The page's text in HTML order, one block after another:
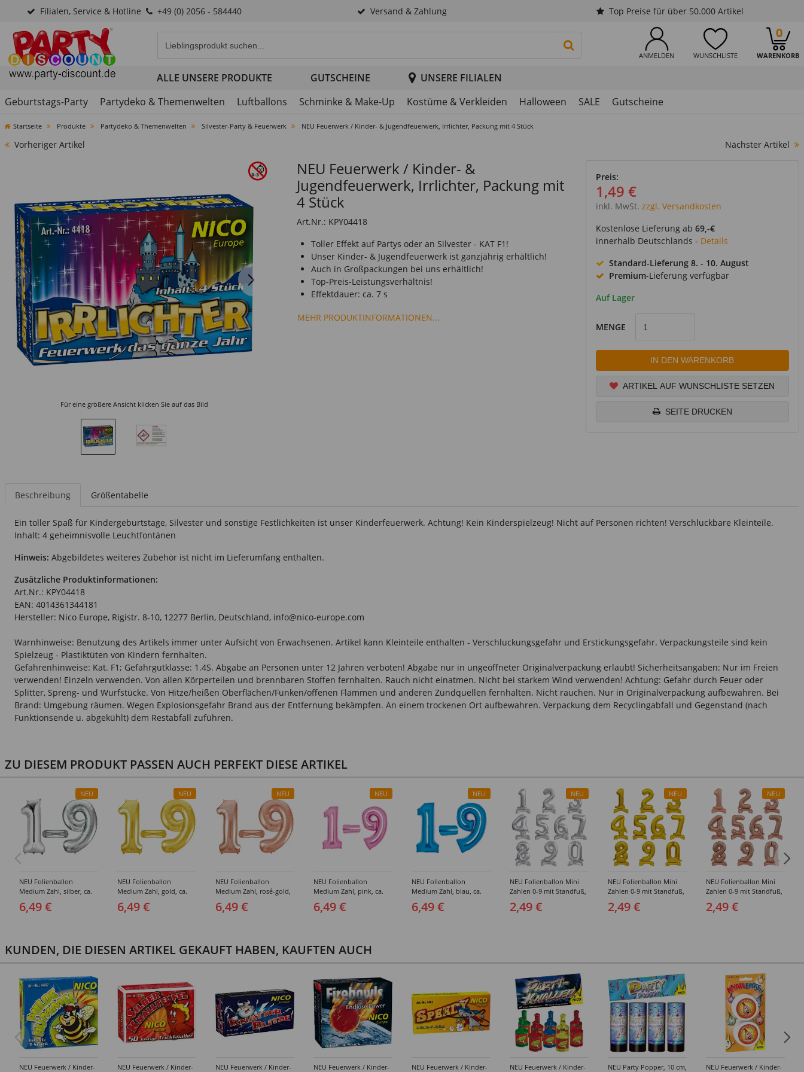
Filialen, Service & Hotline +49 (0) 2056 - 584440 Versand & Zahlung Top Preise für über 50.000 Artikel
ANMELDEN WUNSCHLISTE WARENKORB
0
PRODUKTSUCHE STARTEN
ALLE UNSERE PRODUKTE GUTSCHEINE
UNSERE FILIALEN
Geburtstags-Party
Partydeko & Themenwelten Luftballons Schminke & Make-Up Kostüme & Verkleiden Halloween SALE Gutscheine
Startseite Produkte Partydeko & Themenwelten Silvester-Party & Feuerwerk NEU Feuerwerk / Kinder- & Jugendfeuerwerk, Irrlichter, Packung mit 4 Stück
Vorheriger Artikel Nächster Artikel
Für eine größere Ansicht klicken Sie auf das Bild
NEU Feuerwerk / Kinder- &
Jugendfeuerwerk, Irrlichter, Packung mit
4 Stück
Art.Nr.: KPY04418
Toller Effekt auf Partys oder an Silvester - KAT F1!
Unser Kinder- & Jugendfeuerwerk ist ganzjährig erhältlich!
Auch in Großpackungen bei uns erhältlich!
Top-Preis-Leistungsverhältnis!
Effektdauer: ca. 7 s
MEHR PRODUKTINFORMATIONEN...
Preis:
1,49 €
inkl. MwSt. zzgl. Versandkosten
Kostenlose Lieferung ab 69,-€
innerhalb Deutschlands - Details
Standard-Lieferung 8. - 10. August
Premium-Lieferung verfügbar
Auf Lager
MENGE
IN DEN WARENKORB
ARTIKEL AUF WUNSCHLISTE SETZEN
SEITE DRUCKEN
Beschreibung Größentabelle
Ein toller Spaß für Kindergeburtstage, Silvester und sonstige Festlichkeiten ist unser Kinderfeuerwerk. Achtung! Kein Kinderspielzeug! Nicht auf Personen richten! Verschluckbare Kleinteile.
Inhalt: 4 geheimnisvolle Leuchtfontänen
Hinweis: Abgebildetes weiteres Zubehör ist nicht im Lieferumfang enthalten.
Zusätzliche Produktinformationen:
Art.Nr.: KPY04418
EAN: 4014361344181
Hersteller: Nico Europe, Rigistr. 8-10, 12277 Berlin, Deutschland, info@nico-europe.com
Warnhinweise: Benutzung des Artikels immer unter Aufsicht von Erwachsenen. Artikel kann Kleinteile enthalten - Verschluckungsgefahr und Erstickungsgefahr. Verpackungsteile sind kein
Spielzeug - Plastiktüten von Kindern fernhalten.
Gefahrenhinweise: Kat. F1; Gefahrgutklasse: 1.4S. Abgabe an Personen unter 12 Jahren verboten! Abgabe nur in ungeöffneter Originalverpackung erlaubt! Sicherheitsangaben: Nur im Freien
verwenden! Einzeln verwenden. Von allen Körperteilen und brennbaren Stoffen fernhalten. Rauch nicht einatmen. Nicht bei starkem Wind verwenden! Achtung: Gefahr durch Feuer oder
Splitter, Spreng- und Wurfstücke. Von Hitze/heißen Oberflächen/Funken/offenen Flammen und anderen Zündquellen fernhalten. Nicht rauchen. Nur in Originalverpackung aufbewahren. Bei
Brand: Umgebung räumen. Wegen Explosionsgefahr Brand aus der Entfernung bekämpfen. An einem trockenen Ort aufbewahren. Verpackung dem Recyclingabfall und Gegenstand (nach
Funktionsende u. abgekühlt) dem Restabfall zuführen.
ZU DIESEM PRODUKT PASSEN AUCH PERFEKT DIESE ARTIKEL
NEU
NEU Folienballon
Medium Zahl, silber, ca.
66cm hoch -
verschiedene Ziffern
6,49 €
NEU
NEU Folienballon
Medium Zahl, gold, ca.
66cm hoch -
verschiedene Ziffern
6,49 €
NEU
NEU Folienballon
Medium Zahl, rosé-gold,
ca. 66cm hoch -
verschiedene Ziffern
6,49 €
NEU
NEU Folienballon
Medium Zahl, pink, ca.
66cm hoch -
verschiedene Ziffern
6,49 €
NEU
NEU Folienballon
Medium Zahl, blau, ca.
66cm hoch -
verschiedene Ziffern
6,49 €
NEU
NEU Folienballon Mini
Zahlen 0-9 mit Standfuß,
Silber, ca. 38 cm -
Verschiedene Ziffern
2,49 €
NEU
NEU Folienballon Mini
Zahlen 0-9 mit Standfuß,
Gold, ca. 38 cm -
Verschiedene Ziffern
2,49 €
NEU
NEU Folienballon Mini
Zahlen 0-9 mit Standfuß,
Roségold, ca. 38 cm -
Verschiedene Ziffern
2,49 €
KUNDEN, DIE DIESEN ARTIKEL GEKAUFT HABEN, KAUFTEN AUCH
NEU Feuerwerk / Kinder-
NEU Feuerwerk / Kinder-
NEU Feuerwerk / Kinder-
NEU Feuerwerk / Kinder-
NEU Feuerwerk / Kinder-
NEU Feuerwerk / Kinder-
NEU Party Popper, 10 cm,
NEU Feuerwerk / Kinder-